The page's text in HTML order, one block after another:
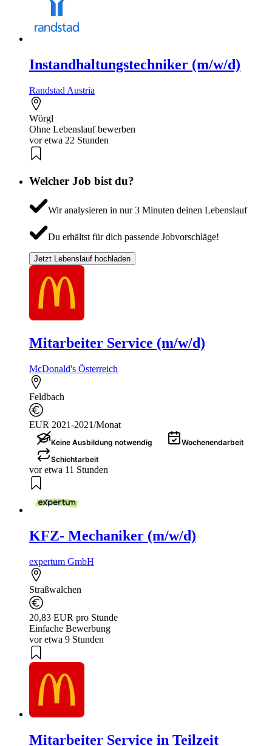
Instandhaltungstechniker (m/w/d)
Randstad Austria
Wörgl
Ohne Lebenslauf bewerben
vor etwa 22 Stunden
Welcher Job bist du?
Wir analysieren in nur 3 Minuten deinen Lebenslauf
Du erhältst für dich passende Jobvorschläge!
Jetzt Lebenslauf hochladen
Mitarbeiter Service (m/w/d)
McDonald's Österreich
Feldbach
EUR 2021-2021/Monat
Keine Ausbildung notwendig
Wochenendarbeit
Schichtarbeit
vor etwa 11 Stunden
KFZ- Mechaniker (m/w/d)
expertum GmbH
Straßwalchen
20,83 EUR pro Stunde
Einfache Bewerbung
vor etwa 9 Stunden
Mitarbeiter Service in Teilzeit